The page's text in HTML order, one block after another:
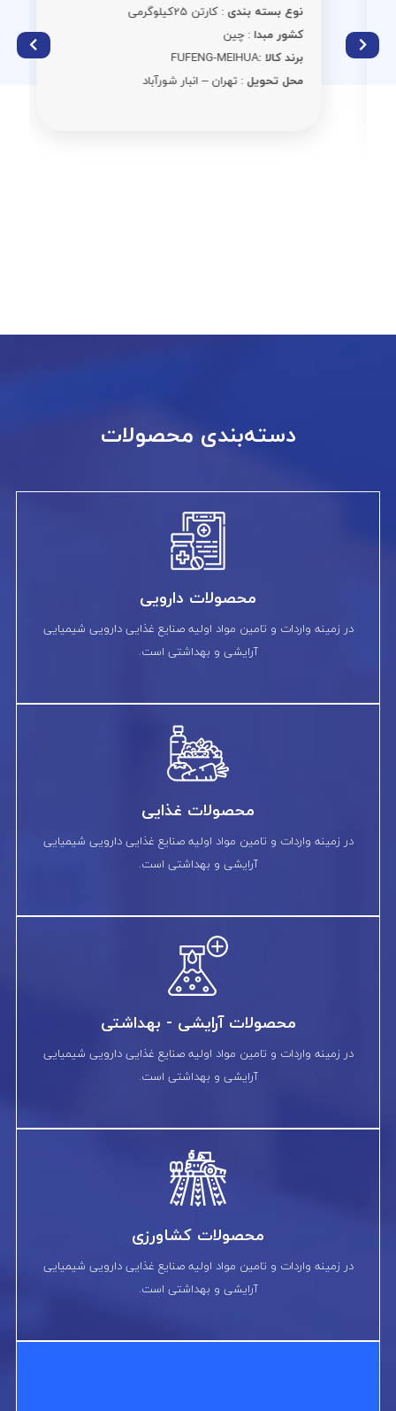
نوع بسته بندی: کارتن 25کیلوگرمی
کشور مبدا: چین
برند کالا :FUFENG-MEIHUA
محل تحویل: تهران – انبار شورآباد
دسته‌بندی محصولات
محصولات دارویی
در زمینه واردات و تامین مواد اولیه صنایع غذایی دارویی شیمیایی
آرایشی و بهداشتی است.
محصولات غذایی
در زمینه واردات و تامین مواد اولیه صنایع غذایی دارویی شیمیایی
آرایشی و بهداشتی است.
محصولات آرایشی - بهداشتی
در زمینه واردات و تامین مواد اولیه صنایع غذایی دارویی شیمیایی
آرایشی و بهداشتی است.
محصولات کشاورزی
در زمینه واردات و تامین مواد اولیه صنایع غذایی دارویی شیمیایی
آرایشی و بهداشتی است.